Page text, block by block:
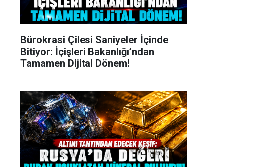
Bürokrasi Çilesi Saniyeler İçinde
Bitiyor: İçişleri Bakanlığı’ndan
Tamamen Dijital Dönem!